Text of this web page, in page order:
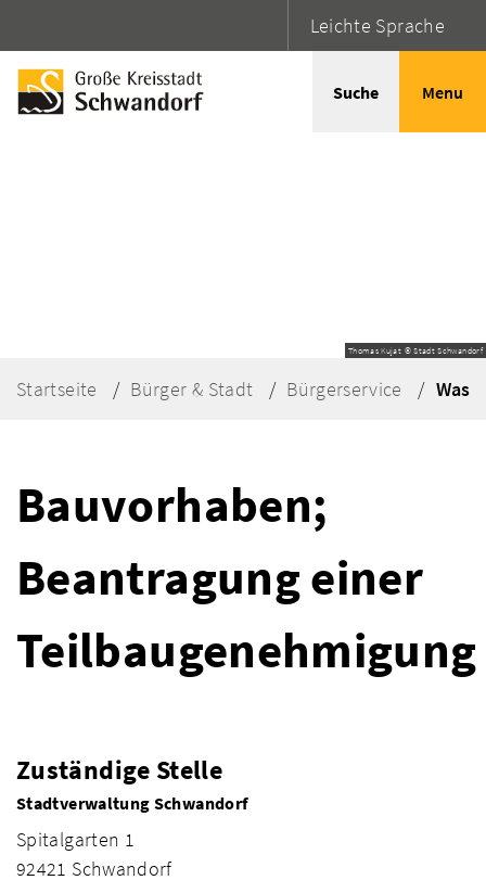
Leichte Sprache
Suche Menu
Thomas Kujat © Stadt Schwandorf
Startseite Bürger & Stadt Bürgerservice Was
Bauvorhaben;
Beantragung einer
Teilbaugenehmigung
Zuständige Stelle
Stadtverwaltung Schwandorf
Spitalgarten 1
92421 Schwandorf